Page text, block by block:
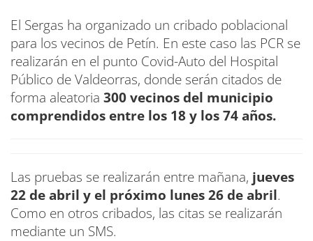
El Sergas ha organizado un cribado poblacional
para los vecinos de Petín. En este caso las PCR se
realizarán en el punto Covid-Auto del Hospital
Público de Valdeorras, donde serán citados de
forma aleatoria 300 vecinos del municipio
comprendidos entre los 18 y los 74 años.
Las pruebas se realizarán entre mañana, jueves
22 de abril y el próximo lunes 26 de abril.
Como en otros cribados, las citas se realizarán
mediante un SMS.